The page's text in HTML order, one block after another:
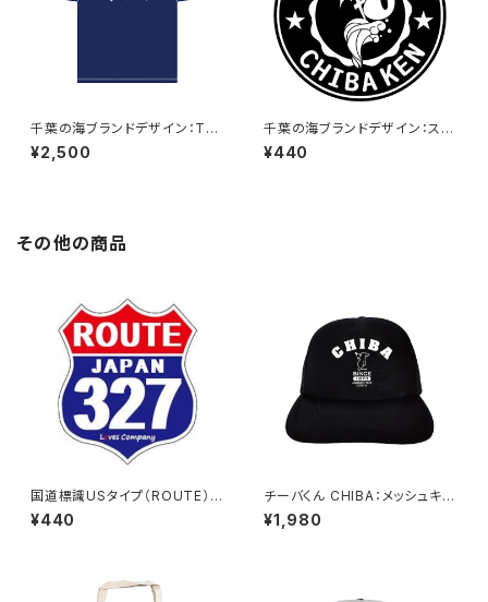
千葉の海ブランドデザイン：Tシ
ャツ（Naby）
¥2,500
千葉の海ブランドデザイン：ステ
ッカー1
¥440
その他の商品
国道標識USタイプ（ROUTE）ス
テッカー 327号線
¥440
チーバくん CHIBA：メッシュキャ
ップ（ブラック）
¥1,980